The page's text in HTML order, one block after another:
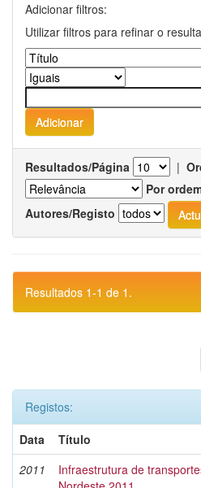
Adicionar filtros:
Utilizar filtros para refinar o
Resultados/Página |
Por
Autores/Registo
Resultados 1-1 de 1.
Registos:
Data
Título
2011
Infraestrutura de